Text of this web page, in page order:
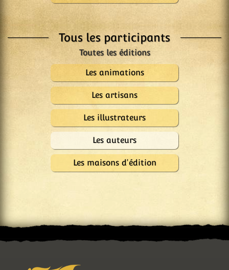
Tous les participants
Les animations
Les artisans
Les illustrateurs
Les auteurs
Les maisons d'édition